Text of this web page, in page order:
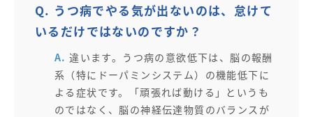
Q. うつ病でやる気が出ないのは、怠けて
いるだけではないのですか？
A. 違います。うつ病の意欲低下は、脳の報酬
系（特にドーパミンシステム）の機能低下に
よる症状です。「頑張れば動ける」というも
のではなく、脳の神経伝達物質のバランスが